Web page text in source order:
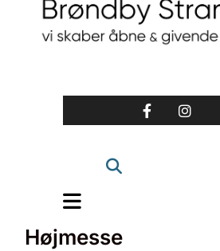
Højmesse